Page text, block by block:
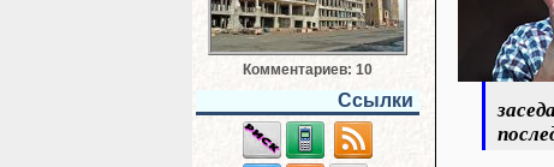
Комментариев: 10
Ссылки